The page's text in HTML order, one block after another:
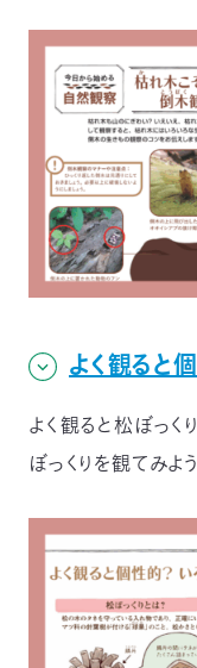
よく観ると
よく観ると松ぼっく
ぼっくりを観てみよう